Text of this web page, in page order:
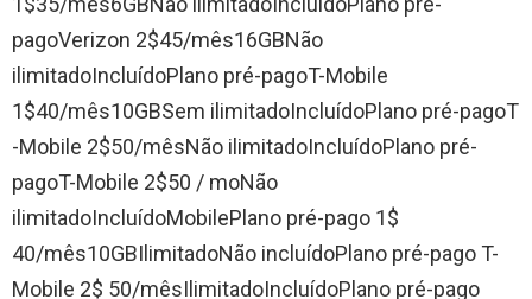
pagoVerizon 2$45/mês16GBNão
ilimitadoIncluídoPlano pré-pagoT-Mobile
1$40/mês10GBSem ilimitadoIncluídoPlano pré-pagoT
-Mobile 2$50/mêsNão ilimitadoIncluídoPlano pré-
pagoT-Mobile 2$50 / moNão
ilimitadoIncluídoMobilePlano pré-pago 1$
40/mês10GBIlimitadoNão incluídoPlano pré-pago T-
Mobile 2$ 50/mêsIlimitadoIncluídoPlano pré-pago